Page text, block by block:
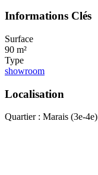
Informations Clés
Surface
90 m²
Type
showroom
Localisation
Quartier : Marais (3e-4e)